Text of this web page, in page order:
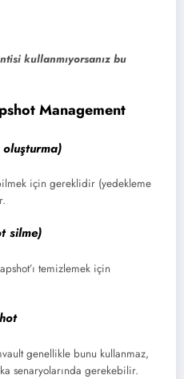
kullanmıyorsanız bu
Management
için gereklidir (yedekleme
silme)
temizlemek için
genellikle bunu kullanmaz,
senaryolarında gerekebilir.